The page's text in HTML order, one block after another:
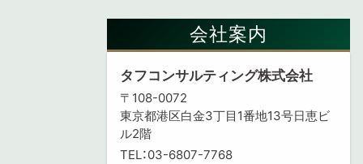
会社案内
タフコンサルティング株式会社
〒108-0072
東京都港区白金3丁目1番地13号日恵ビ
ル2階
TEL：03-6807-7768